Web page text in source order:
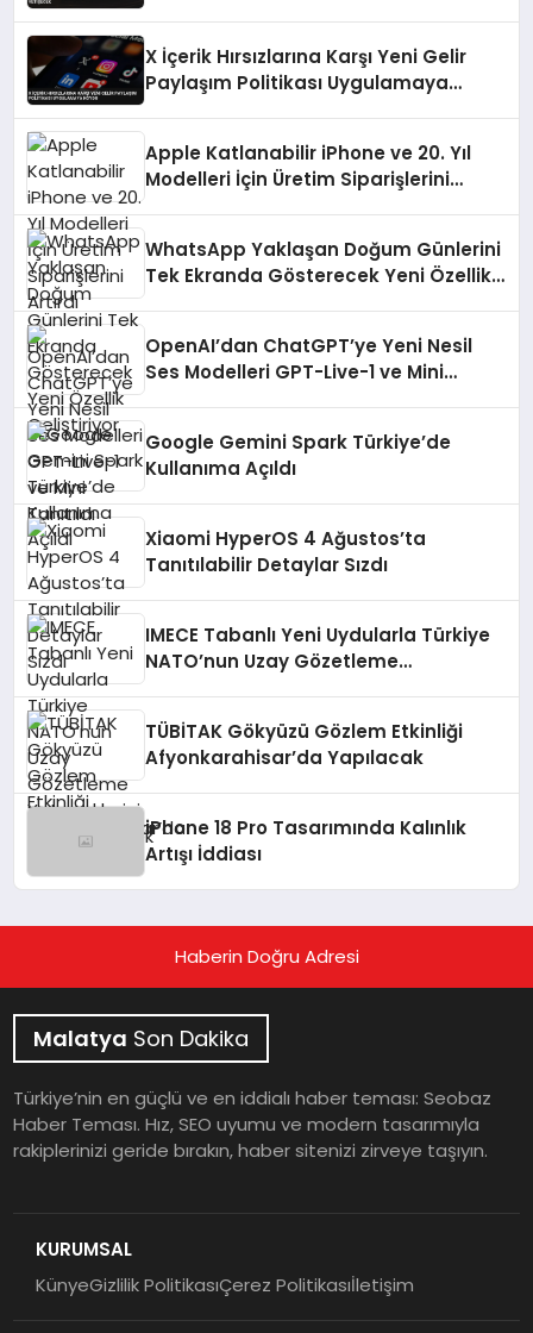
X İçerik Hırsızlarına Karşı Yeni Gelir
Paylaşım Politikası Uygulamaya
Apple Katlanabilir iPhone ve 20. Yıl
Modelleri İçin Üretim Siparişlerini
WhatsApp Yaklaşan Doğum Günlerini
Tek Ekranda Gösterecek Yeni Özellik
OpenAI’dan ChatGPT’ye Yeni Nesil
Ses Modelleri GPT-Live-1 ve Mini
Google Gemini Spark Türkiye’de
Kullanıma Açıldı
Xiaomi HyperOS 4 Ağustos’ta
Tanıtılabilir Detaylar Sızdı
IMECE Tabanlı Yeni Uydularla Türkiye
NATO’nun Uzay Gözetleme
TÜBİTAK Gökyüzü Gözlem Etkinliği
Afyonkarahisar’da Yapılacak
iPhone 18 Pro Tasarımında Kalınlık
Artışı İddiası
Haberin Doğru Adresi
Malatya Son Dakika
Türkiye’nin en güçlü ve en iddialı haber teması: Seobaz
Haber Teması. Hız, SEO uyumu ve modern tasarımıyla
rakiplerinizi geride bırakın, haber sitenizi zirveye taşıyın.
KURUMSAL
KünyeGizlilik PolitikasıÇerez Politikasıİletişim